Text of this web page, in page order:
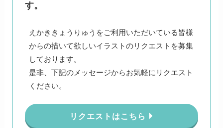
す。
えかききょうりゅうをご利用いただいている皆様
からの描いて欲しいイラストのリクエストを募集
しております。
是非、下記のメッセージからお気軽にリクエスト
ください。
リクエストはこちら